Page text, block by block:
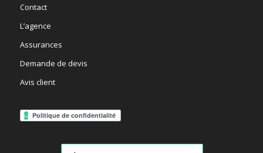
Contact
L’agence
Assurances
Demande de devis
Avis client